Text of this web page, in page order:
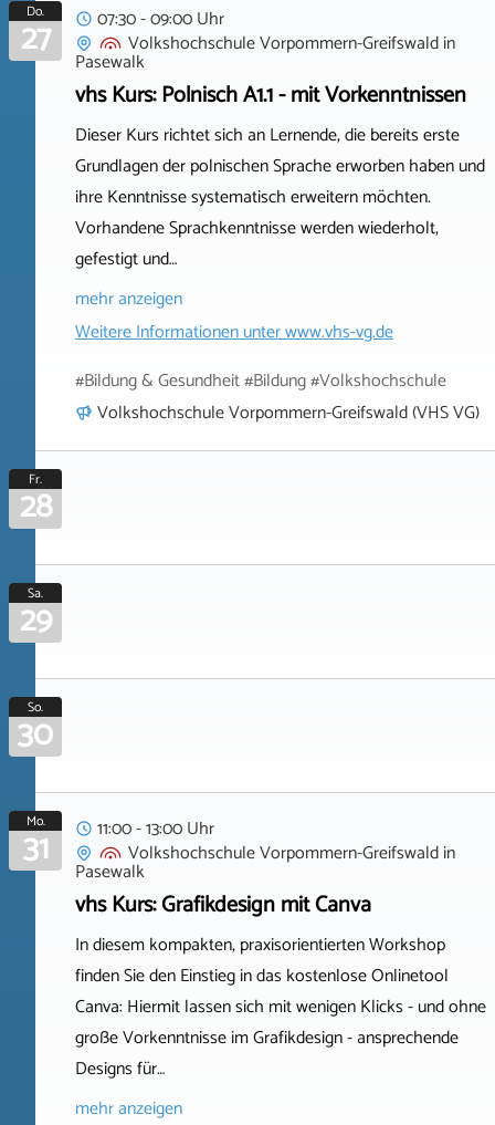
Do.
27
07:30 - 09:00 Uhr
Volkshochschule Vorpommern-Greifswaldin
Pasewalk
vhs Kurs: Polnisch A1.1 - mit Vorkenntnissen
Dieser Kurs richtet sich an Lernende, die bereits erste
Grundlagen der polnischen Sprache erworben haben und
ihre Kenntnisse systematisch erweitern möchten.
Vorhandene Sprachkenntnisse werden wiederholt,
gefestigt und…
mehr anzeigen
Weitere Informationen unterwww.vhs-vg.de
#Bildung & Gesundheit #Bildung #Volkshochschule
Volkshochschule Vorpommern-Greifswald (VHS VG)
Fr.
28
Sa.
29
So.
30
Mo.
31
11:00 - 13:00 Uhr
Volkshochschule Vorpommern-Greifswaldin
Pasewalk
vhs Kurs: Grafikdesign mit Canva
In diesem kompakten, praxisorientierten Workshop
finden Sie den Einstieg in das kostenlose Onlinetool
Canva: Hiermit lassen sich mit wenigen Klicks - und ohne
große Vorkenntnisse im Grafikdesign - ansprechende
Designs für…
mehr anzeigen